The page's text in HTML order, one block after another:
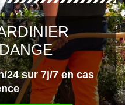
24 sur 7j/7 en cas